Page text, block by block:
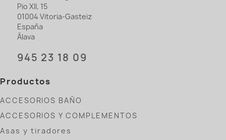
Pio XII, 15
01004 Vitoria-Gasteiz
España
Álava
945 23 18 09
Productos
ACCESORIOS BAÑO
ACCESORIOS Y COMPLEMENTOS
Asas y tiradores